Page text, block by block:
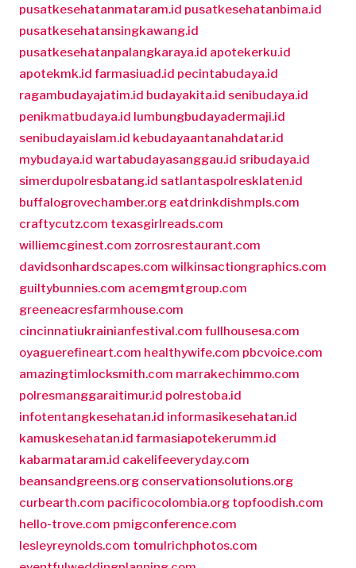
pusatkesehatanmataram.id pusatkesehatanbima.id
pusatkesehatansingkawang.id
pusatkesehatanpalangkaraya.id apotekerku.id
apotekmk.id farmasiuad.id pecintabudaya.id
ragambudayajatim.id budayakita.id senibudaya.id
penikmatbudaya.id lumbungbudayadermaji.id
senibudayaislam.id kebudayaantanahdatar.id
mybudaya.id wartabudayasanggau.id sribudaya.id
simerdupolresbatang.id satlantaspolresklaten.id
buffalogrovechamber.org eatdrinkdishmpls.com
craftycutz.com texasgirlreads.com
williemcginest.com zorrosrestaurant.com
davidsonhardscapes.com wilkinsactiongraphics.com
guiltybunnies.com acemgmtgroup.com
greeneacresfarmhouse.com
cincinnatiukrainianfestival.com fullhousesa.com
oyaguerefineart.com healthywife.com pbcvoice.com
amazingtimlocksmith.com marrakechimmo.com
polresmanggaraitimur.id polrestoba.id
infotentangkesehatan.id informasikesehatan.id
kamuskesehatan.id farmasiapotekerumm.id
kabarmataram.id cakelifeeveryday.com
beansandgreens.org conservationsolutions.org
curbearth.com pacificocolombia.org topfoodish.com
hello-trove.com pmigconference.com
lesleyreynolds.com tomulrichphotos.com